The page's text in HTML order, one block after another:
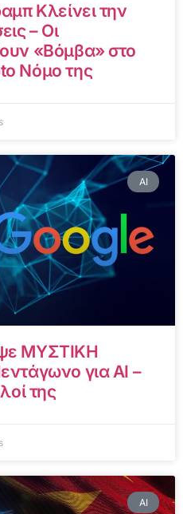
Κλείνει την
– Οι
«Βόμβα» στο
Νόμο της
AI
ΜΥΣΤΙΚΗ
για AI –
της
AI